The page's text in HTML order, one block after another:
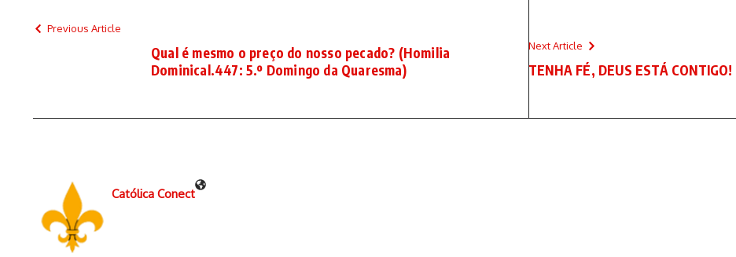
Previous Article
Qual é mesmo o preço do nosso pecado? (Homilia
Dominical.447: 5.º Domingo da Quaresma)
Next Article
TENHA FÉ, DEUS ESTÁ
Católica Conect